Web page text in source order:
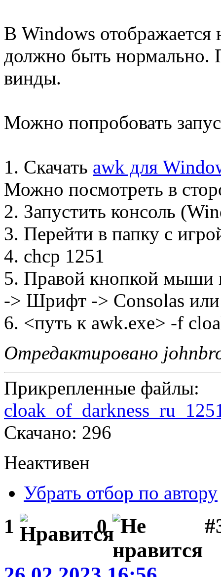
В Windows отображается
должно быть нормально.
винды.
Можно попробовать
1. Скачать awk для
Можно посмотреть в
2. Запустить консоль
3. Перейти в папку с
4. chcp 1251
5. Правой кнопкой мыши
-> Шрифт -> Consolas
6. <путь к awk.exe> -f
Отредактировано
Прикрепленные файлы:
Скачано: 296
Неактивен
Убрать отбор по автору
1 0